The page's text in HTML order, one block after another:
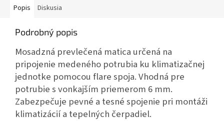
Popis Diskusia
Podrobný popis
Mosadzná prevlečená matica určená na
pripojenie medeného potrubia ku klimatizačnej
jednotke pomocou flare spoja. Vhodná pre
potrubie s vonkajším priemerom 6 mm.
Zabezpečuje pevné a tesné spojenie pri montáži
klimatizácií a tepelných čerpadiel.